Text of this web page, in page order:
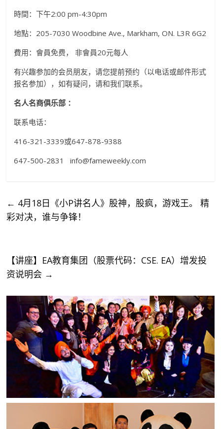
時間：下午2:00 pm-4:30pm
地點：205-7030 Woodbine Ave., Markham, ON. L3R 6G2
費用：會員免费， 非會員20元每人
有兴趣参加的会员朋友，请您提前预约（以电话或邮件形式
报名参加），如有疑问，请和我们联系。
名人名商俱乐部 ：
联系电话：
416-321-3339或647-878-9388
647-500-2831 info@fameweekly.com
← 4月18日《小P讲名人》股神，股疯，游戏王。 精
彩对决，谁与争锋！
【讲座】EA教育集团（股票代码：CSE. EA）增发投
资说明会 →